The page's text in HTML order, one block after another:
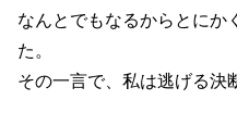
なんとでもなるからとにか
た。
その一言で、私は逃げる決